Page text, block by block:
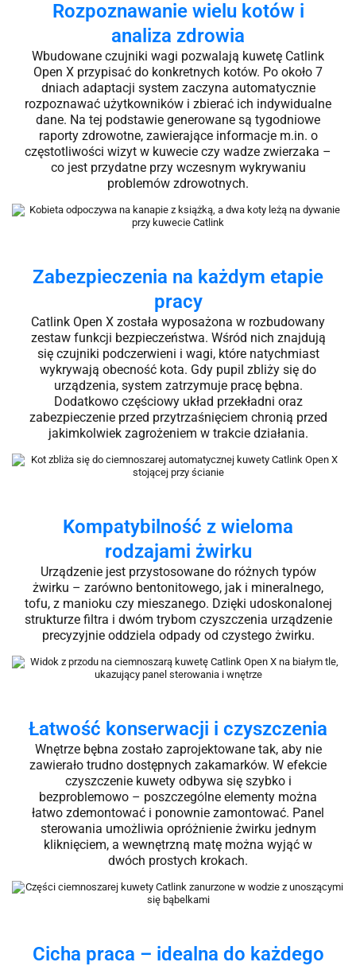
Rozpoznawanie wielu kotów i
analiza zdrowia
Wbudowane czujniki wagi pozwalają kuwetę Catlink
Open X przypisać do konkretnych kotów. Po około 7
dniach adaptacji system zaczyna automatycznie
rozpoznawać użytkowników i zbierać ich indywidualne
dane. Na tej podstawie generowane są tygodniowe
raporty zdrowotne, zawierające informacje m.in. o
częstotliwości wizyt w kuwecie czy wadze zwierzaka –
co jest przydatne przy wczesnym wykrywaniu
problemów zdrowotnych.
Zabezpieczenia na każdym etapie
pracy
Catlink Open X została wyposażona w rozbudowany
zestaw funkcji bezpieczeństwa. Wśród nich znajdują
się czujniki podczerwieni i wagi, które natychmiast
wykrywają obecność kota. Gdy pupil zbliży się do
urządzenia, system zatrzymuje pracę bębna.
Dodatkowo częściowy układ przekładni oraz
zabezpieczenie przed przytrzaśnięciem chronią przed
jakimkolwiek zagrożeniem w trakcie działania.
Kompatybilność z wieloma
rodzajami żwirku
Urządzenie jest przystosowane do różnych typów
żwirku – zarówno bentonitowego, jak i mineralnego,
tofu, z manioku czy mieszanego. Dzięki udoskonalonej
strukturze filtra i dwóm trybom czyszczenia urządzenie
precyzyjnie oddziela odpady od czystego żwirku.
Łatwość konserwacji i czyszczenia
Wnętrze bębna zostało zaprojektowane tak, aby nie
zawierało trudno dostępnych zakamarków. W efekcie
czyszczenie kuwety odbywa się szybko i
bezproblemowo – poszczególne elementy można
łatwo zdemontować i ponownie zamontować. Panel
sterowania umożliwia opróżnienie żwirku jednym
kliknięciem, a wewnętrzną matę można wyjąć w
dwóch prostych krokach.
Cicha praca – idealna do każdego